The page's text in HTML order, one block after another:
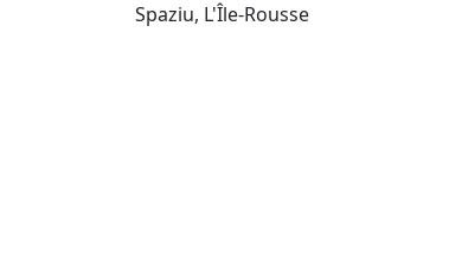
Spaziu, L'Île-Rousse